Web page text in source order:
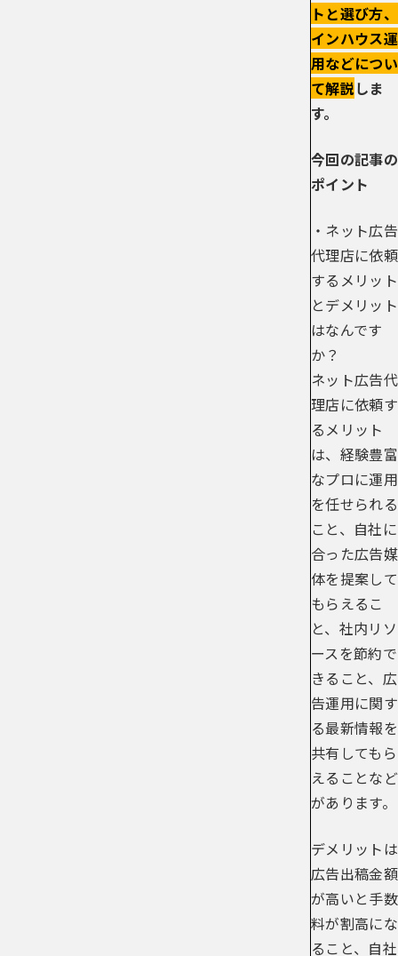
トと選び方、
インハウス運
用などについ
て解説しま
す。
今回の記事の
ポイント
・ネット広告
代理店に依頼
するメリット
とデメリット
はなんです
か？
ネット広告代
理店に依頼す
るメリット
は、経験豊富
なプロに運用
を任せられる
こと、自社に
合った広告媒
体を提案して
もらえるこ
と、社内リソ
ースを節約で
きること、広
告運用に関す
る最新情報を
共有してもら
えることなど
があります。
デメリットは
広告出稿金額
が高いと手数
料が割高にな
ること、自社